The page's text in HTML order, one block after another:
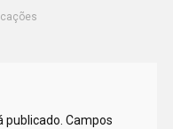
publicado. Campos